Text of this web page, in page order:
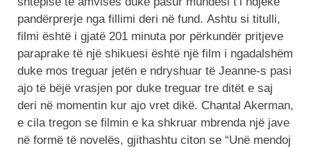
pandërprerje nga fillimi deri në fund. Ashtu si titulli,
filmi është i gjatë 201 minuta por përkundër pritjeve
paraprake të një shikuesi është një film i ngadalshëm
duke mos treguar jetën e ndryshuar të Jeanne-s pasi
ajo të bëjë vrasjen por duke treguar tre ditët e saj
deri në momentin kur ajo vret dikë. Chantal Akerman,
e cila tregon se filmin e ka shkruar mbrenda një jave
në formë të novelës, gjithashtu citon se “Unë mendoj